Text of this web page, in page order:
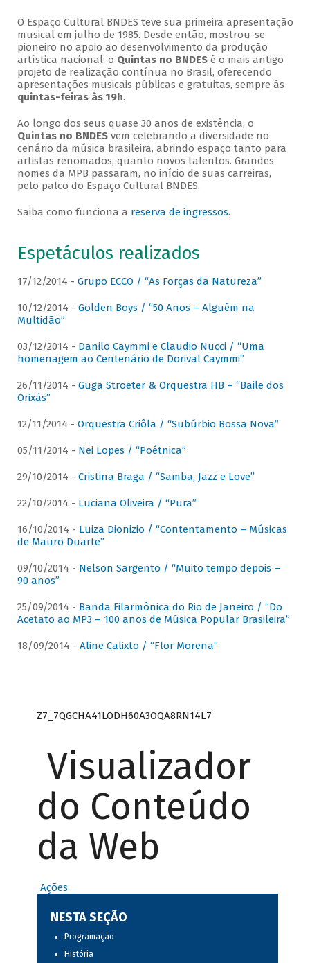
O Espaço Cultural BNDES teve sua primeira apresentação
musical em julho de 1985. Desde então, mostrou-se
pioneiro no apoio ao desenvolvimento da produção
artística nacional: o Quintas no BNDESé o mais antigo
projeto de realização contínua no Brasil, oferecendo
apresentações musicais públicas e gratuitas, sempre às
quintas-feiras às 19h.
Ao longo dos seus quase 30 anos de existência, o
Quintas no BNDESvem celebrando a diversidade no
cenário da música brasileira, abrindo espaço tanto para
artistas renomados, quanto novos talentos. Grandes
nomes da MPB passaram, no início de suas carreiras,
pelo palco do Espaço Cultural BNDES.
Saiba como funciona a reserva de ingressos.
Espetáculos realizados
17/12/2014 - Grupo ECCO / “As Forças da Natureza”
10/12/2014 - Golden Boys / “50 Anos – Alguém na
Multidão”
03/12/2014 - Danilo Caymmi e Claudio Nucci / “Uma
homenagem ao Centenário de Dorival Caymmi”
26/11/2014 - Guga Stroeter & Orquestra HB – “Baile dos
Orixás”
12/11/2014 - Orquestra Criôla / “Subúrbio Bossa Nova”
05/11/2014 - Nei Lopes / “Poétnica”
29/10/2014 - Cristina Braga / “Samba, Jazz e Love”
22/10/2014 - Luciana Oliveira / “Pura”
16/10/2014 - Luiza Dionizio / “Contentamento – Músicas
de Mauro Duarte”
09/10/2014 - Nelson Sargento / “Muito tempo depois –
90 anos”
25/09/2014 - Banda Filarmônica do Rio de Janeiro / “Do
Acetato ao MP3 – 100 anos de Música Popular Brasileira”
18/09/2014 - Aline Calixto / “Flor Morena”
Z7_7QGCHA41LODH60A3OQA8RN14L7
Visualizador
do Conteúdo
da Web
Ações
NESTA SEÇÃO
Programação
História